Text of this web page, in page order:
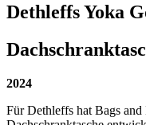
Dethleffs Yoka
2024
Für Dethleffs hat Bags